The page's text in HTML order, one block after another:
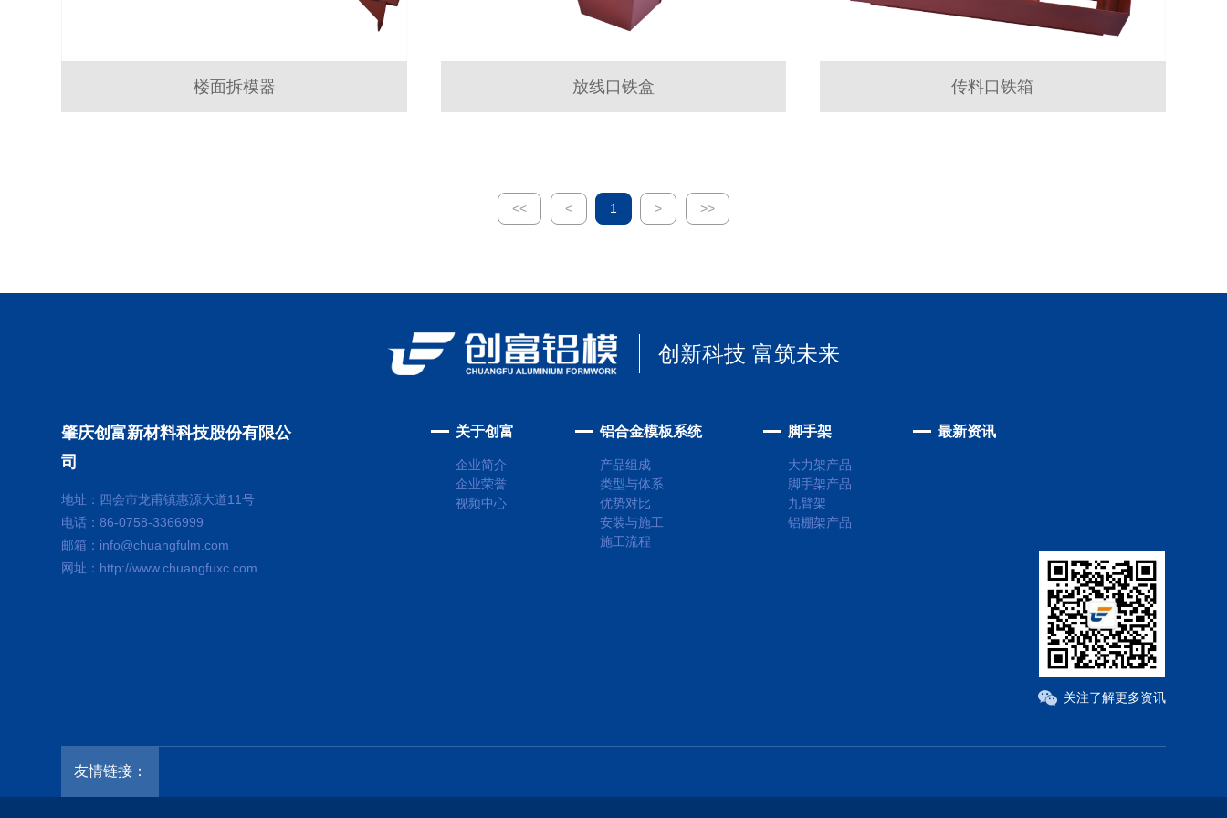
楼面拆模器 放线口铁盒 传料口铁箱
<< < 1 > >>
创新科技 富筑未来
肇庆创富新材料科技股份有限公
司
地址：四会市龙甫镇惠源大道11号
电话：86-0758-3366999
邮箱：info@chuangfulm.com
网址：http://www.chuangfuxc.com
关于创富
企业简介
企业荣誉
视频中心
铝合金模板系统
产品组成
类型与体系
优势对比
安装与施工
施工流程
脚手架
大力架产品
脚手架产品
九臂架
铝棚架产品
最新资讯
关注了解更多资讯
友情链接：